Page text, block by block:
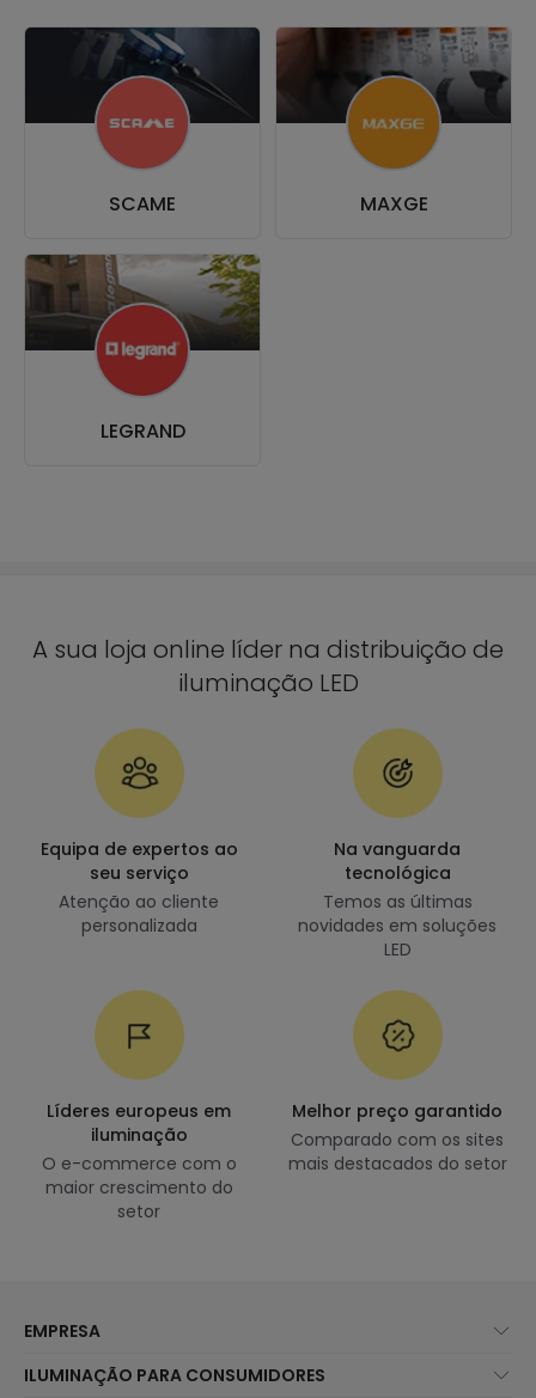
SCAME MAXGE
LEGRAND
A sua loja online líder na distribuição de
iluminação LED
Equipa de expertos ao
seu serviço
Atenção ao cliente
personalizada
Na vanguarda
tecnológica
Temos as últimas
novidades em soluções
LED
Líderes europeus em
iluminação
O e-commerce com o
maior crescimento do
setor
Melhor preço garantido
Comparado com os sites
mais destacados do setor
EMPRESA
Atendimento ao Cliente
ILUMINAÇÃO PARA CONSUMIDORES